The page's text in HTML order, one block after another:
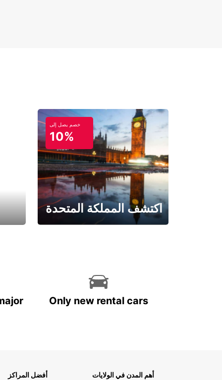
خصم يصل إلى
10%
اكتشف المملكة المتحدة
Only new rental cars
أفضل المراكز
أهم المدن في الولايات